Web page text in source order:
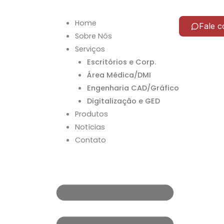
Home
Sobre Nós
Serviços
Escritórios e Corp.
Área Médica/DMI
Engenharia CAD/Gráfico
Digitalização e GED
Produtos
Notícias
Contato
Fale